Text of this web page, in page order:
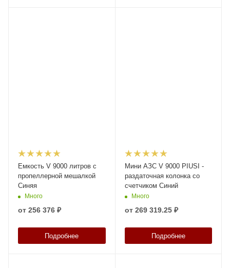
Емкость V 9000 литров с
пропеллерной мешалкой
Синяя
Много
от 256 376 ₽
Подробнее
Мини АЗС V 9000 PIUSI -
раздаточная колонка со
счетчиком Синий
Много
от 269 319.25 ₽
Подробнее